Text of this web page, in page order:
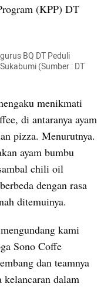
(KPP) DT
BQ DT Peduli
(Sumber : DT
menikmati
di antaranya ayam
pizza. Menurutnya.
ayam bumbu
chili oil
dengan rasa
ditemuinya.
kami
Sono Coffe
dan teamnya
kelancaran dalam